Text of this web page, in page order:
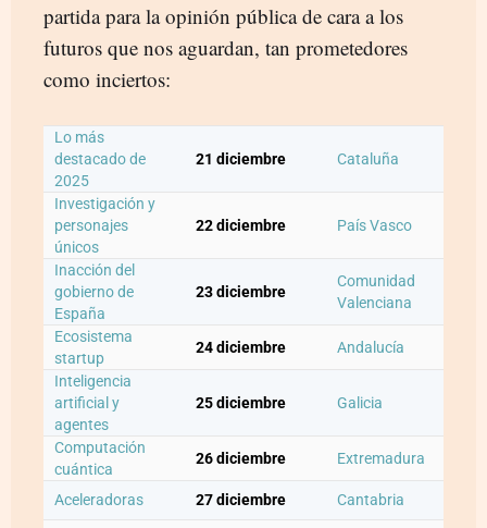
partida para la opinión pública de cara a los
futuros que nos aguardan, tan prometedores
como inciertos:
Lo más
destacado de
2025
21 diciembre Cataluña
Investigación y
personajes
únicos
22 diciembre País Vasco
Inacción del
gobierno de
España
23 diciembre
Comunidad
Valenciana
Ecosistema
startup
24 diciembre
Andalucía
Inteligencia
artificial y
agentes
25 diciembre Galicia
Computación
cuántica
26 diciembre Extremadura
Aceleradoras 27 diciembre Cantabria